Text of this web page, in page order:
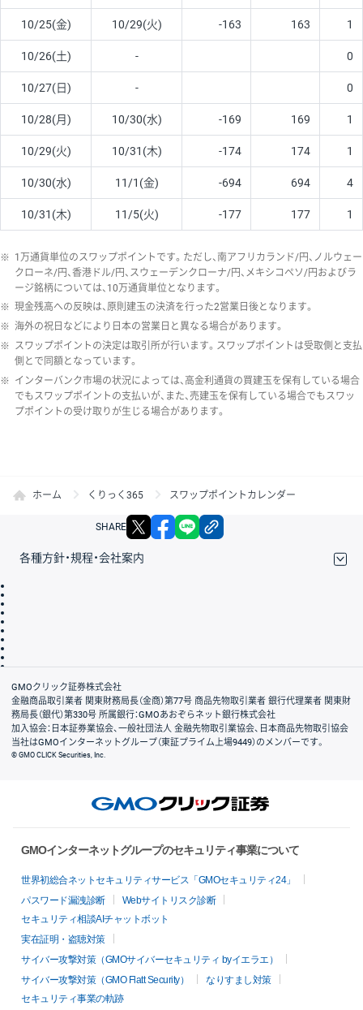
10/25(金) 10/29(火) -163 163 1
10/26(土) - 0
10/27(日) - 0
10/28(月) 10/30(水) -169 169 1
10/29(火) 10/31(木) -174 174 1
10/30(水) 11/1(金) -694 694 4
10/31(木) 11/5(火) -177 177 1
※ 1万通貨単位のスワップポイントです。ただし、南アフリカランド/円、ノルウェー
クローネ/円、香港ドル/円、スウェーデンクローナ/円、メキシコペソ/円およびラ
ージ銘柄については、10万通貨単位となります。
※ 現金残高への反映は、原則建玉の決済を行った2営業日後となります。
※ 海外の祝日などにより日本の営業日と異なる場合があります。
※ スワップポイントの決定は取引所が行います。スワップポイントは受取側と支払
側とで同額となっています。
※ インターバンク市場の状況によっては、高金利通貨の買建玉を保有している場合
でもスワップポイントの支払いが、また、売建玉を保有している場合でもスワッ
プポイントの受け取りが生じる場合があります。
ホーム くりっく365 スワップポイントカレンダー
SHARE X facebook
各種方針・規程・会社案内
会社案内
GMOクリック証券株式会社
金融商品取引業者 関東財務局長（金商）第77号 商品先物取引業者 銀行代理業者 関東財
務局長（銀代）第330号 所属銀行：GMOあおぞらネット銀行株式会社
加入協会：日本証券業協会、一般社団法人 金融先物取引業協会、日本商品先物取引協会
当社はGMOインターネットグループ（東証プライム上場9449）のメンバーです。
© GMO CLICK Securities, Inc.
GMOインターネットグループのセキュリティ事業について
世界初総合ネットセキュリティサービス「GMOセキュリティ24」
パスワード漏洩診断
Webサイトリスク診断
セキュリティ相談AIチャットボット
実在証明・盗聴対策
サイバー攻撃対策（GMOサイバーセキュリティ byイエラエ）
サイバー攻撃対策（GMO Flatt Security）
なりすまし対策
セキュリティ事業の軌跡